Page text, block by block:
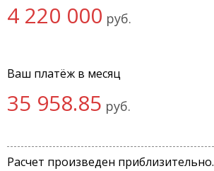
4 220 000 руб.
Ваш платёж в месяц
35 958.85 руб.
Расчет произведен приблизительно.